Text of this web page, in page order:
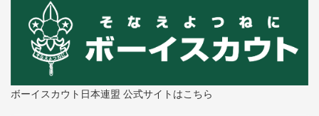
ボーイスカウト日本連盟 公式サイトはこちら